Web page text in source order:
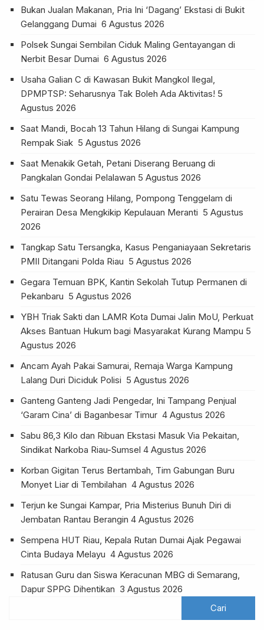
Bukan Jualan Makanan, Pria Ini ‘Dagang’ Ekstasi di Bukit
Gelanggang Dumai 6 Agustus 2026
Polsek Sungai Sembilan Ciduk Maling Gentayangan di
Nerbit Besar Dumai 6 Agustus 2026
Usaha Galian C di Kawasan Bukit Mangkol Ilegal,
DPMPTSP: Seharusnya Tak Boleh Ada Aktivitas! 5
Agustus 2026
Saat Mandi, Bocah 13 Tahun Hilang di Sungai Kampung
Rempak Siak 5 Agustus 2026
Saat Menakik Getah, Petani Diserang Beruang di
Pangkalan Gondai Pelalawan 5 Agustus 2026
Satu Tewas Seorang Hilang, Pompong Tenggelam di
Perairan Desa Mengkikip Kepulauan Meranti 5 Agustus
2026
Tangkap Satu Tersangka, Kasus Penganiayaan Sekretaris
PMII Ditangani Polda Riau 5 Agustus 2026
Gegara Temuan BPK, Kantin Sekolah Tutup Permanen di
Pekanbaru 5 Agustus 2026
YBH Triak Sakti dan LAMR Kota Dumai Jalin MoU, Perkuat
Akses Bantuan Hukum bagi Masyarakat Kurang Mampu 5
Agustus 2026
Ancam Ayah Pakai Samurai, Remaja Warga Kampung
Lalang Duri Diciduk Polisi 5 Agustus 2026
Ganteng Ganteng Jadi Pengedar, Ini Tampang Penjual
‘Garam Cina’ di Baganbesar Timur 4 Agustus 2026
Sabu 86,3 Kilo dan Ribuan Ekstasi Masuk Via Pekaitan,
Sindikat Narkoba Riau-Sumsel 4 Agustus 2026
Korban Gigitan Terus Bertambah, Tim Gabungan Buru
Monyet Liar di Tembilahan 4 Agustus 2026
Terjun ke Sungai Kampar, Pria Misterius Bunuh Diri di
Jembatan Rantau Berangin 4 Agustus 2026
Sempena HUT Riau, Kepala Rutan Dumai Ajak Pegawai
Cinta Budaya Melayu 4 Agustus 2026
Ratusan Guru dan Siswa Keracunan MBG di Semarang,
Dapur SPPG Dihentikan 3 Agustus 2026